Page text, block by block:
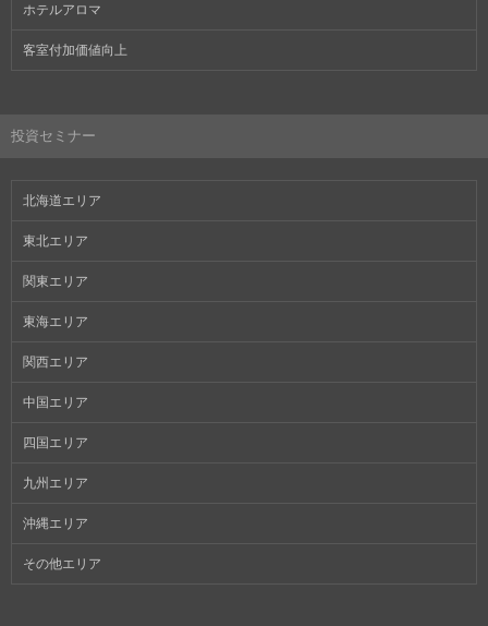
ホテルアロマ
客室付加価値向上
投資セミナー
北海道エリア
東北エリア
関東エリア
東海エリア
関西エリア
中国エリア
四国エリア
九州エリア
沖縄エリア
その他エリア